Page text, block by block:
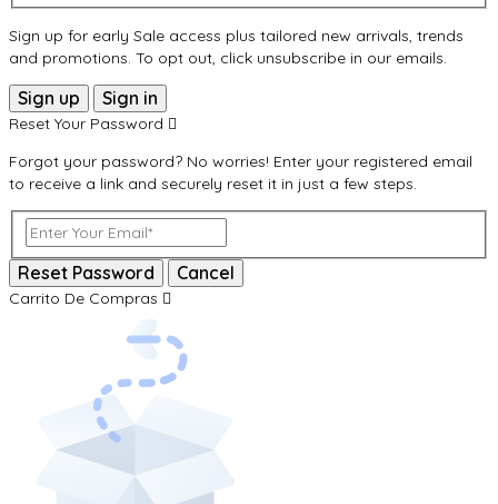
Sign up for early Sale access plus tailored new arrivals, trends
and promotions. To opt out, click unsubscribe in our emails.
Sign up Sign in
Reset Your Password
Forgot your password? No worries! Enter your registered email
to receive a link and securely reset it in just a few steps.
Reset Password Cancel
Carrito De Compras